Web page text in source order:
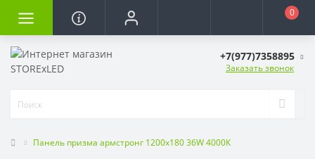
0
+7(977)7358895
Заказать звонок
Панель призма армстронг 1200x180 36W 4000К